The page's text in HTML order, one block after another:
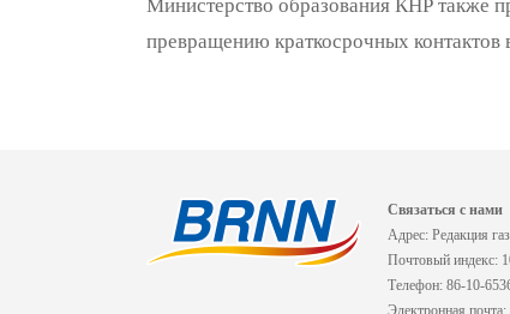
Министерство образования КНР также
превращению краткосрочных контактов
Связаться с нами
Адрес: Редакция
Почтовый индекс:
Телефон: 86-10-
Электронная